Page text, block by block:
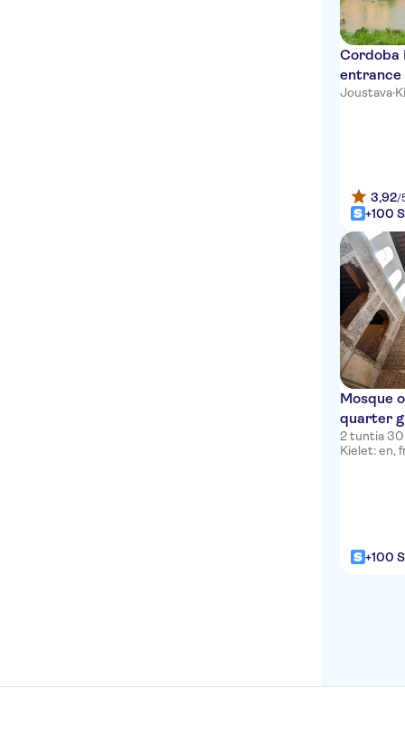
HOTEL NAUTILUS,
Cordoba
Joustava·
3,92/
+100
Mosque
quarter
2 tuntia
Kielet: en,
+100